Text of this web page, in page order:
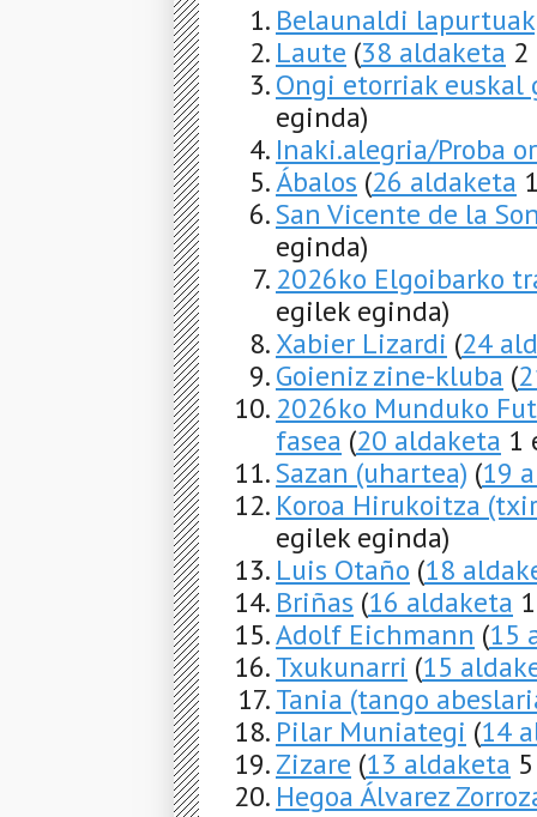
Belaunaldi lapurtuak
Laute (38 aldaketa 2
Ongi etorriak euskal
eginda)
Inaki.alegria/Proba
Ábalos (26 aldaketa
San Vicente de la
eginda)
2026ko Elgoibarko
egilek eginda)
Xabier Lizardi (24
Goieniz zine-kluba (
2026ko Munduko
fasea (20 aldaketa 1
Sazan (uhartea) (19
Koroa Hirukoitza
egilek eginda)
Luis Otaño (18
Briñas (16 aldaketa
Adolf Eichmann (15
Txukunarri (15
Tania (tango
Pilar Muniategi (14
Zizare (13 aldaketa
Hegoa Álvarez